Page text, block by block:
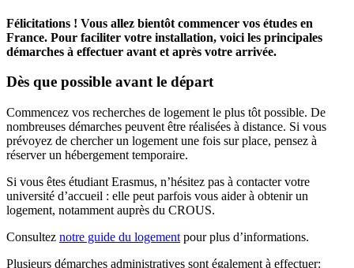
Félicitations ! Vous allez bientôt commencer vos études en
France. Pour faciliter votre installation, voici les principales
démarches à effectuer avant et après votre arrivée.
Dès que possible avant le départ
Commencez vos recherches de logement le plus tôt possible. De
nombreuses démarches peuvent être réalisées à distance. Si vous
prévoyez de chercher un logement une fois sur place, pensez à
réserver un hébergement temporaire.
Si vous êtes étudiant Erasmus, n’hésitez pas à contacter votre
université d’accueil : elle peut parfois vous aider à obtenir un
logement, notamment auprès du CROUS.
Consultez notre guide du logement pour plus d’informations.
Plusieurs démarches administratives sont également à effectuer: